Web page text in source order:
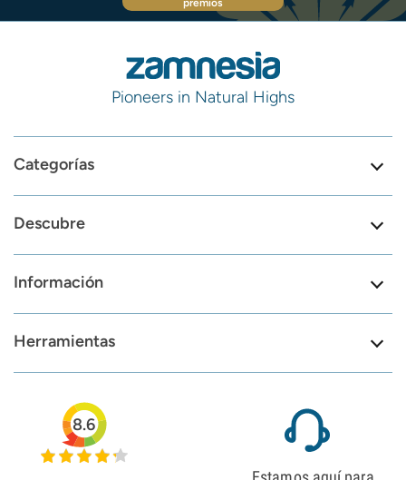
premios
Pioneers in Natural Highs
Categorías
Descubre
Información
Herramientas
8.6